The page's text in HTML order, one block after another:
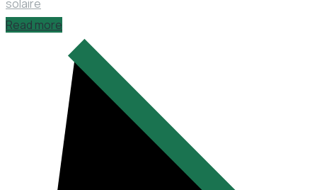
solaire
Read more